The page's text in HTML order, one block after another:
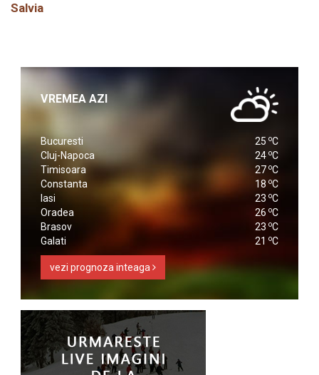
Salvia
VREMEA AZI
Bucuresti 25 oC
Cluj-Napoca
24 oC
Timisoara
27 oC
Constanta
18 oC
Iasi
23 oC
Oradea
26 oC
Brasov
23 oC
Galati
21 oC
vezi prognoza inteaga